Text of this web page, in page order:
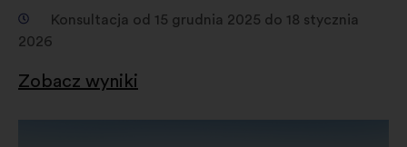
Konsultacja od 15 grudnia 2025 do 18 stycznia
2026
Zobacz wyniki